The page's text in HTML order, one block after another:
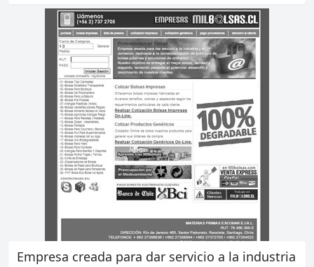
Empresa creada para dar servicio a la industria